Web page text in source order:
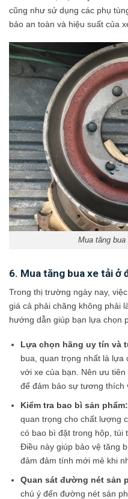
cũng như sử dụng các phụ
bảo an toàn và hiệu suất của
Mua tăng
6. Mua tăng bua xe tải ở
Trong thị trường ngày nay,
giá cả phải chăng không phải
hướng dẫn giúp bạn lựa chọn
Lựa chọn hãng uy tín và
bua, quan trọng nhất là
với xe của bạn. Nên ưu
để đảm bảo sự tương thích
Kiểm tra bao bì sản phẩm:
quan trọng cho chất lượng
có bao bì đặt trong hộp, túi
Điều này giúp bảo vệ tăng
đảm đảm tính mới mẻ khi
Quan sát đường nét sản
chú ý đến đường nét sản